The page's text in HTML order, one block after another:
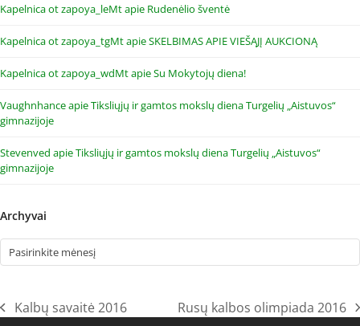
Kapelnica ot zapoya_leMtapie Rudenėlio šventė
Kapelnica ot zapoya_tgMtapieSKELBIMAS APIE VIEŠĄJĮ AUKCIONĄ
Kapelnica ot zapoya_wdMtapieSu Mokytojų diena!
VaughnhanceapieTiksliųjų ir gamtos mokslų diena Turgelių „Aistuvos“
gimnazijoje
Stevenved apieTiksliųjų ir gamtos mokslų diena Turgelių „Aistuvos“
gimnazijoje
Archyvai
Archyvai
previous
Kalbų savaitė 2016
next
Rusų kalbos olimpiada 2016